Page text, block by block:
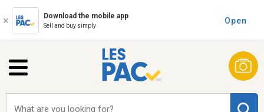
Download the mobile app
Sell and buy simply
Open
What are you looking for?